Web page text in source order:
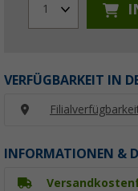
1
VERFÜGBARKEIT IN
INFORMATIONEN &